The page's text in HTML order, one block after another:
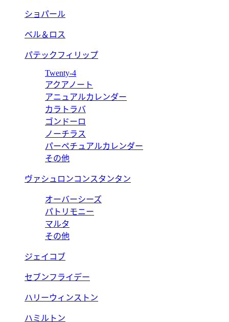
ショパール
ベル＆ロス
パテックフィリップ
Twenty-4
アクアノート
アニュアルカレンダー
カラトラバ
ゴンドーロ
ノーチラス
パーペチュアルカレンダー
その他
ヴァシュロンコンスタンタン
オーバーシーズ
パトリモニー
マルタ
その他
ジェイコブ
セブンフライデー
ハリーウィンストン
ハミルトン